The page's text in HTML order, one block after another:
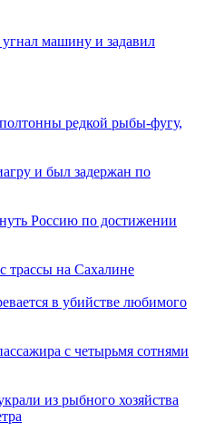
машину и задавил
редкой рыбы-фугу,
и был задержан по
Россию по достижении
трассы на Сахалине
в убийстве любимого
с четырьмя сотнями
из рыбного хозяйства